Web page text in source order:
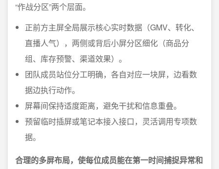
“作战分区”两个层面。
正前方主屏全局展示核心实时数据（GMV、转化、
直播人气），两侧或背后小屏分区细化（商品分
组、库存预警、渠道效果）。
团队成员站位分工明确，各自对应一块屏，边看数
据边执行动作。
屏幕间保持适度距离，避免干扰和信息重叠。
预留临时插屏或笔记本接入接口，灵活调用专项数
据。
合理的多屏布局，使每位成员能在第一时间捕捉异常和